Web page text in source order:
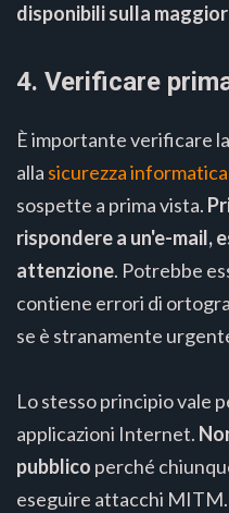
disponibili sulla
4. Verificare
È importante verificare
alla sicurezza informatica
sospette a prima vista.
rispondere a un'e-mail,
attenzione. Potrebbe
contiene errori di
se è stranamente
Lo stesso principio vale
applicazioni Internet.
pubblico perché
eseguire attacchi MITM.